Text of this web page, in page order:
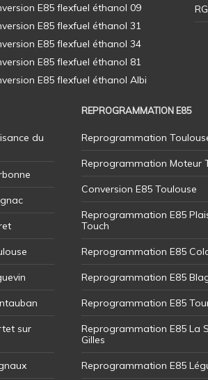
du
sur
REPROGRAMMATION E85
Reprogrammation
Reprogrammation Moteur
Conversion E85 Toulouse
Reprogrammation E85
Touch
Reprogrammation E85
Reprogrammation E85
Reprogrammation E85
Reprogrammation E85 La
Gilles
Reprogrammation E85
E85 flexfuel éthanol 09
E85 flexfuel éthanol 31
E85 flexfuel éthanol 34
E85 flexfuel éthanol 81
E85 flexfuel éthanol Albi